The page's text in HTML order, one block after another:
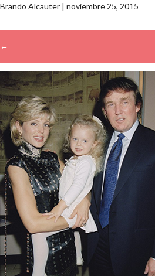
Brando Alcauter | noviembre 25, 2015
←